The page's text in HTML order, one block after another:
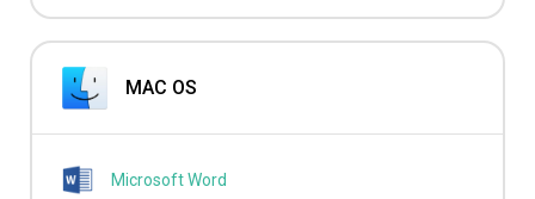
MAC OS
Microsoft Word